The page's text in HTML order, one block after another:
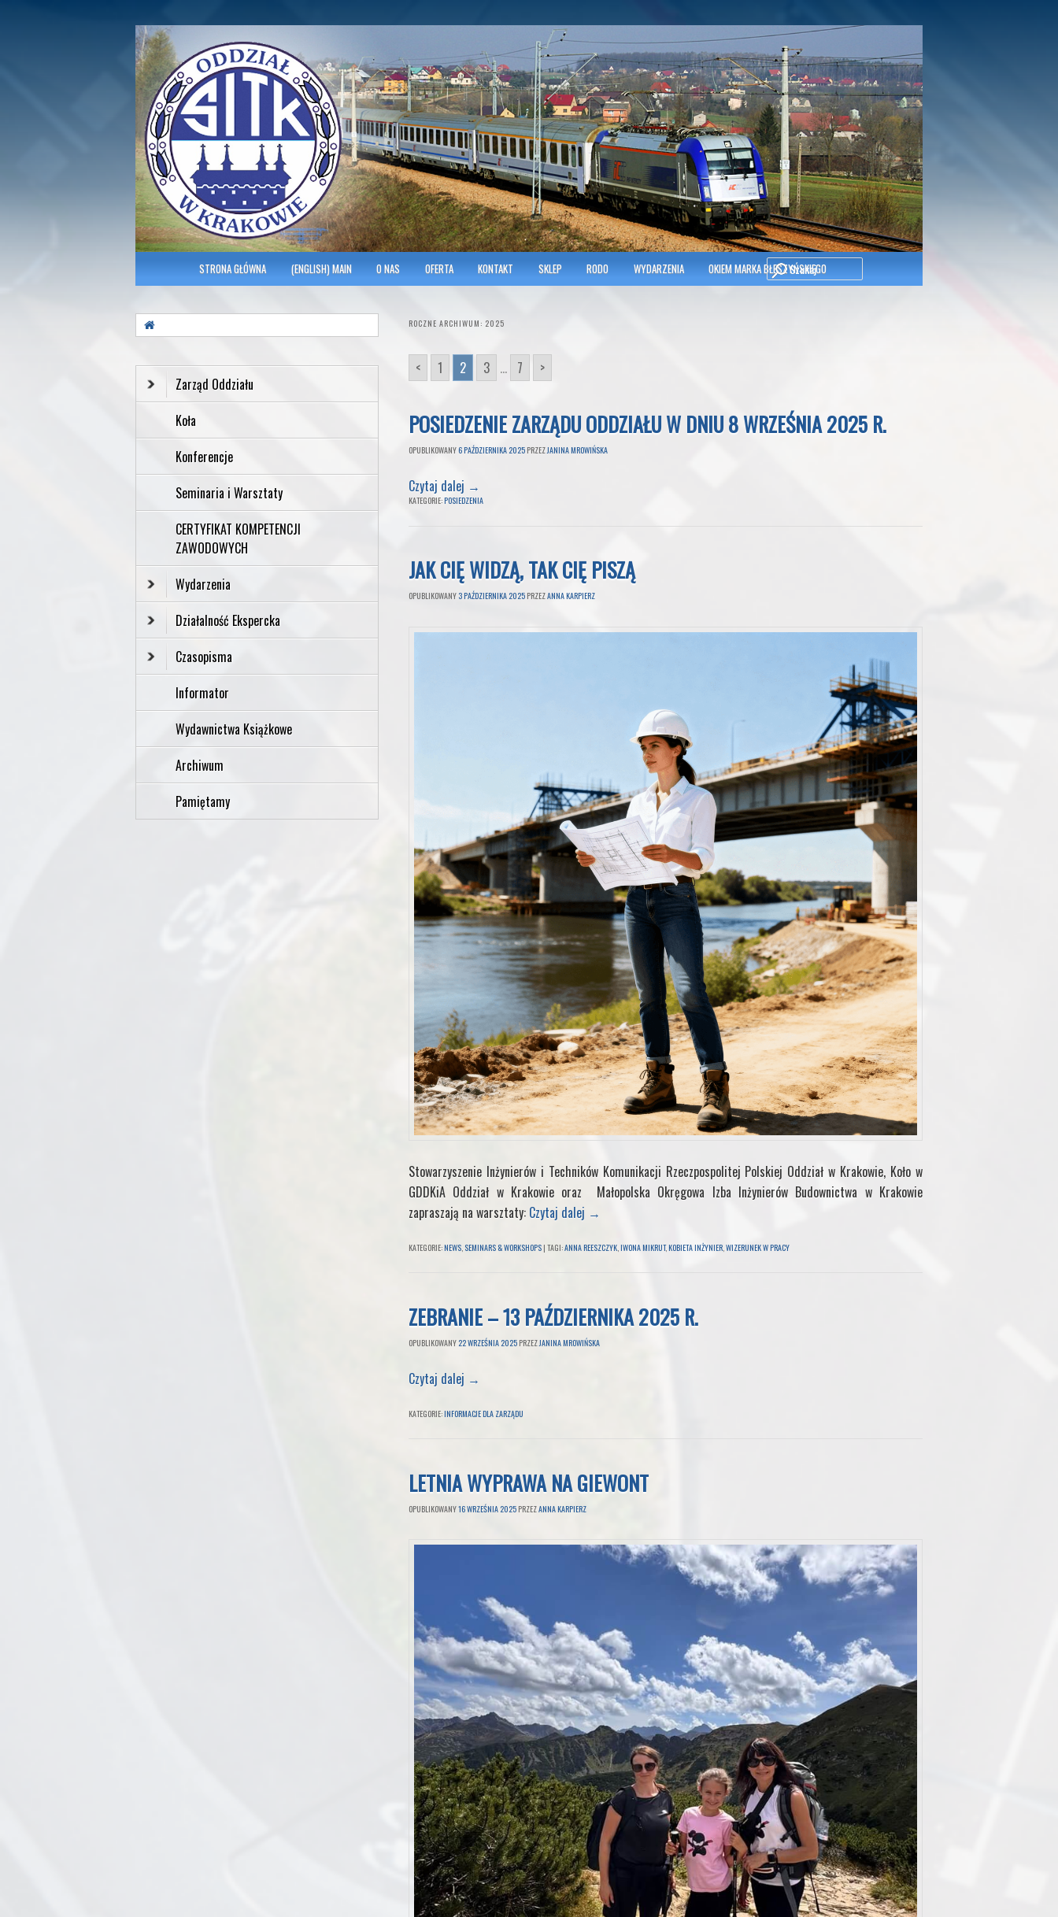
SITK RP Oddział w KRAKOWIE
Szukaj
MENU GŁÓWNESTRONA GŁÓWNA (ENGLISH) MAIN O NAS OFERTA KONTAKT SKLEP RODO WYDARZENIA OKIEM MARKA BŁESZYŃSKIEGO
ROCZNE ARCHIWUM: 2025
< 1 2 3 ... 7 >
POSIEDZENIE ZARZĄDU ODDZIAŁU W DNIU 8 WRZEŚNIA 2025 R.
OPUBLIKOWANY6 PAŹDZIERNIKA 2025 PRZEZJANINA MROWIŃSKA
Czytaj dalej →
KATEGORIE:POSIEDZENIA
JAK CIĘ WIDZĄ, TAK CIĘ PISZĄ
OPUBLIKOWANY 3 PAŹDZIERNIKA 2025 PRZEZANNA KARPIERZ
Stowarzyszenie Inżynierów i Techników Komunikacji Rzeczpospolitej Polskiej Oddział w Krakowie, Koło w
GDDKiA Oddział w Krakowie oraz Małopolska Okręgowa Izba Inżynierów Budownictwa w Krakowie
zapraszają na warsztaty: Czytaj dalej →
KATEGORIE:NEWS SEMINARS & WORKSHOPS | TAGI:ANNA REESZCZYK IWONA MIKRUT,KOBIETA INŻYNIER WIZERUNEK W PRACY
ZEBRANIE – 13 PAŹDZIERNIKA 2025 R.
OPUBLIKOWANY 22 WRZEŚNIA 2025 PRZEZJANINA MROWIŃSKA
Czytaj dalej →
KATEGORIE:INFORMACJE DLA ZARZĄDU
LETNIA WYPRAWA NA GIEWONT
OPUBLIKOWANY16 WRZEŚNIA 2025 PRZEZANNA KARPIERZ
Zarząd Oddziału
Koła
Konferencje
Seminaria i Warsztaty
CERTYFIKAT KOMPETENCJI
ZAWODOWYCH
Wydarzenia
Działalność Ekspercka
Czasopisma
Informator
Wydawnictwa Książkowe
Archiwum
Pamiętamy